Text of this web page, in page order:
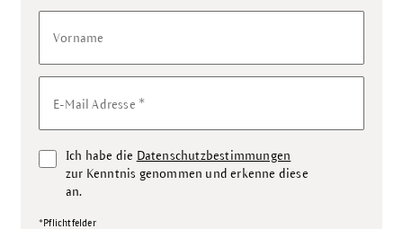
Vorname
E-Mail Adresse *
Ich habe die Datenschutzbestimmungen
zur Kenntnis genommen und erkenne diese
an.
*Pflichtfelder